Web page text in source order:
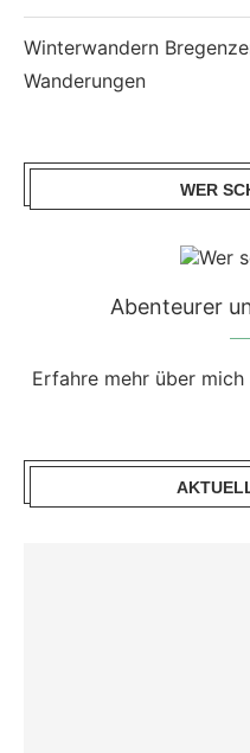
Winterwandern
Wanderungen
WER
Abenteurer
Erfahre mehr über